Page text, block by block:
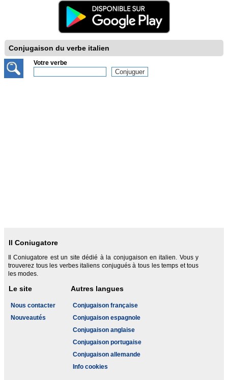
Conjugaison du verbe italien
Votre verbe
Il Coniugatore
Il Coniugatore est un site dédié à la conjugaison en italien. Vous y
trouverez tous les verbes italiens conjugués à tous les temps et tous
les modes.
Le site
Nous contacter
Nouveautés
Autres langues
Conjugaison française
Conjugaison espagnole
Conjugaison anglaise
Conjugaison portugaise
Conjugaison allemande
Info cookies